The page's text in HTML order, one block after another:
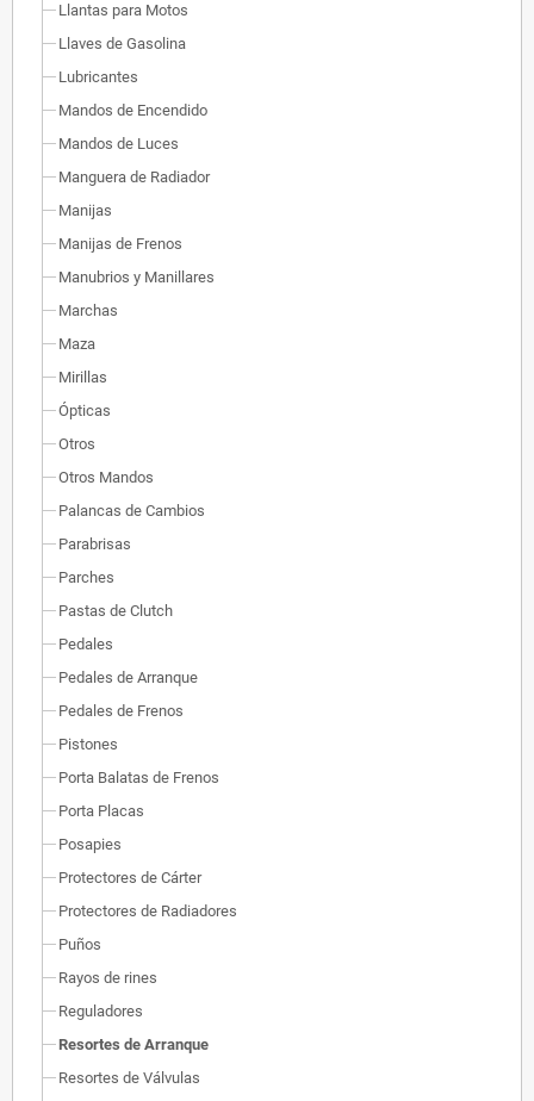
Llantas para Motos
Llaves de Gasolina
Lubricantes
Mandos de Encendido
Mandos de Luces
Manguera de Radiador
Manijas
Manijas de Frenos
Manubrios y Manillares
Marchas
Maza
Mirillas
Ópticas
Otros
Otros Mandos
Palancas de Cambios
Parabrisas
Parches
Pastas de Clutch
Pedales
Pedales de Arranque
Pedales de Frenos
Pistones
Porta Balatas de Frenos
Porta Placas
Posapies
Protectores de Cárter
Protectores de Radiadores
Puños
Rayos de rines
Reguladores
Resortes de Arranque
Resortes de Válvulas